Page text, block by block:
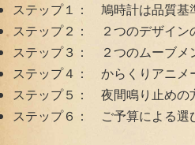
ステップ１： 鳩時計は品質基
ステップ２： ２つのデザイン
ステップ３： ２つのムーブメ
ステップ４： からくりアニメ
ステップ５： 夜間鳴り止めの
ステップ６： ご予算による選